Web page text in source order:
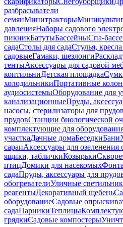
разбрасыватели
семянМинитракторы
давленияНаборы садового
пикникБатутыБассейныСпа-
садаСтолы для садаСтулья,
садовыеГамаки, шезлонги
тентыАксессуары для садовой
коптильниДетская площадка
холодильникиПортативные
аудиосистемыОборудование для
канализационныеПруды,
насосы, стерилизаторы для прудов
прудовСтанции биологической
комплектующие для
участкаДачные домаБеседкиБани
сараиАксессуары для озеленения
ящики, табличкиКозырьки
птицДомики для насекомых
садаПруды, аксессуары для
обогревателиУличные
реагентыДекоративный щебень
оборудованиеСадовые
садаПарникиТеплицы
грядкиСадовые компостеры